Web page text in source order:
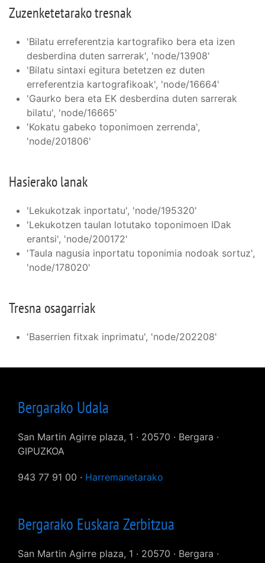
Zuzenketetarako tresnak
'Bilatu erreferentzia kartografiko bera eta izen
desberdina duten sarrerak', 'node/13908'
'Bilatu sintaxi egitura betetzen ez duten
erreferentzia kartografikoak', 'node/16664'
'Gaurko bera eta EK desberdina duten sarrerak
bilatu', 'node/16665'
'Kokatu gabeko toponimoen zerrenda',
'node/201806'
Hasierako lanak
'Lekukotzak inportatu', 'node/195320'
'Lekukotzen taulan lotutako toponimoen IDak
erantsi', 'node/200172'
'Taula nagusia inportatu toponimia nodoak sortuz',
'node/178020'
Tresna osagarriak
'Baserrien fitxak inprimatu', 'node/202208'
Bergarako Udala
San Martin Agirre plaza, 1 · 20570 · Bergara ·
GIPUZKOA
943 77 91 00 · Harremanetarako
Bergarako Euskara Zerbitzua
San Martin Agirre plaza, 1 · 20570 · Bergara ·